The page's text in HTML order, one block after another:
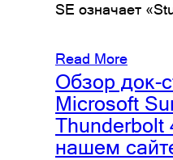
SE означает
Read More
Обзор док-
Microsoft
Thunderbolt
нашем